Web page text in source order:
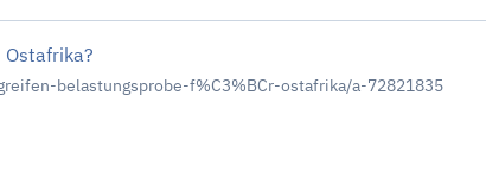
belastungsprobe-f%C3%BCr-ostafrika/a-72821835